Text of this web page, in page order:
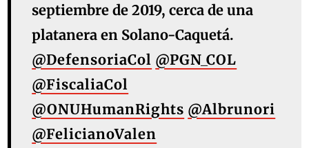
septiembre de 2019, cerca de una
platanera en Solano-Caquetá.
@DefensoriaCol @PGN_COL
@FiscaliaCol
@ONUHumanRights @Albrunori
@FelicianoValen